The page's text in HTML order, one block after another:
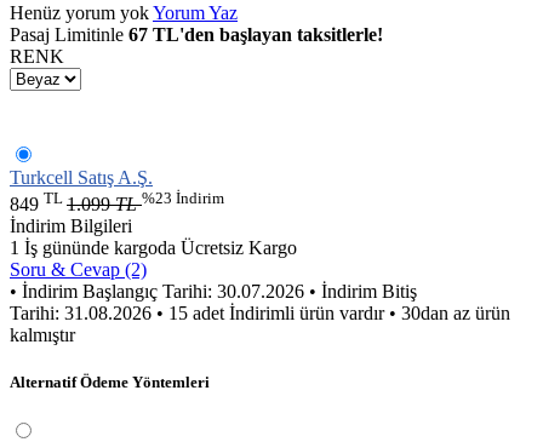
Henüz yorum yokYorum Yaz
Pasaj Limitinle 67 TL'den başlayan taksitlerle!
RENK
Turkcell Satış A.Ş.
849 TL 1.099TL%23 İndirim
İndirim Bilgileri
1 İş gününde kargoda Ücretsiz Kargo
Soru & Cevap (2)
• İndirim Başlangıç Tarihi: 30.07.2026 • İndirim Bitiş
Tarihi: 31.08.2026 • 15 adet İndirimli ürün vardır • 30dan az ürün
kalmıştır
Alternatif Ödeme Yöntemleri